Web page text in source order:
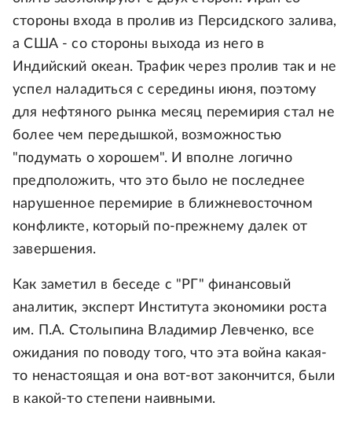
стороны входа в пролив из Персидского залива,
а США - со стороны выхода из него в
Индийский океан. Трафик через пролив так и не
успел наладиться с середины июня, поэтому
для нефтяного рынка месяц перемирия стал не
более чем передышкой, возможностью
"подумать о хорошем". И вполне логично
предположить, что это было не последнее
нарушенное перемирие в ближневосточном
конфликте, который по-прежнему далек от
завершения.
Как заметил в беседе с "РГ" финансовый
аналитик, эксперт Института экономики роста
им. П.А. Столыпина Владимир Левченко, все
ожидания по поводу того, что эта война какая-
то ненастоящая и она вот-вот закончится, были
в какой-то степени наивными.